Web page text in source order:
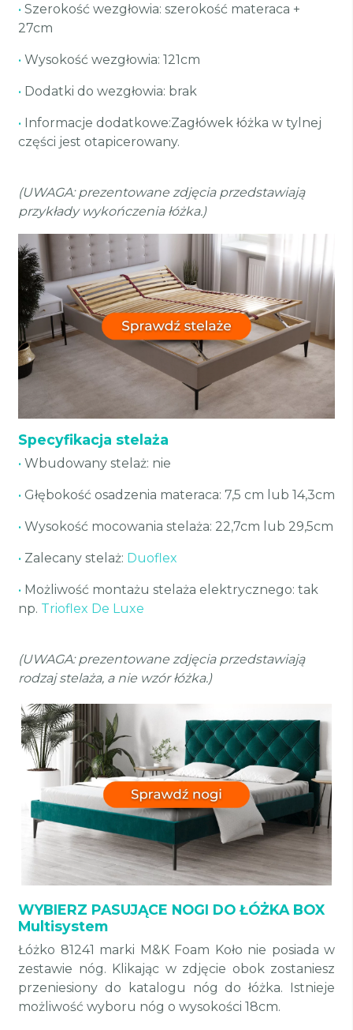
• Szerokość wezgłowia: szerokość materaca +
27cm
• Wysokość wezgłowia: 121cm
• Dodatki do wezgłowia: brak
• Informacje dodatkowe:Zagłówek łóżka w tylnej
części jest otapicerowany.
(UWAGA: prezentowane zdjęcia przedstawiają
przykłady wykończenia łóżka.)
Specyfikacja stelaża
• Wbudowany stelaż: nie
• Głębokość osadzenia materaca: 7,5 cm lub 14,3cm
• Wysokość mocowania stelaża: 22,7cm lub 29,5cm
• Zalecany stelaż: Duoflex
• Możliwość montażu stelaża elektrycznego: tak
np. Trioflex De Luxe
(UWAGA: prezentowane zdjęcia przedstawiają
rodzaj stelaża, a nie wzór łóżka.)
WYBIERZ PASUJĄCE NOGI DO ŁÓŻKA BOX
Multisystem
Łóżko 81241 marki M&K Foam Koło nie posiada w
zestawie nóg. Klikając w zdjęcie obok zostaniesz
przeniesiony do katalogu nóg do łóżka. Istnieje
możliwość wyboru nóg o wysokości 18cm.